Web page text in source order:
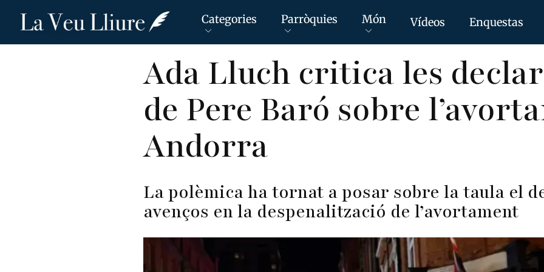
Vés
Categories Parròquies Món Vídeos Enquestas
Ada Lluch critica les
de Pere Baró sobre
Andorra
La polèmica ha tornat a posar sobre la taula el
avenços en la despenalització de l’avortament